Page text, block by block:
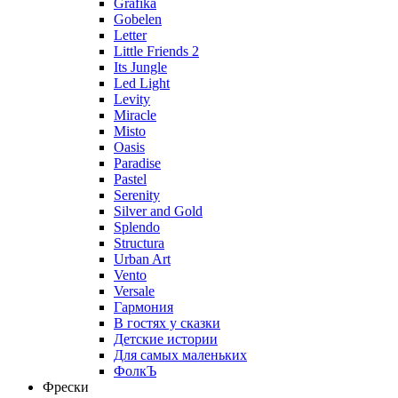
Grafika
Gobelen
Letter
Little Friends 2
Its Jungle
Led Light
Levity
Miracle
Misto
Oasis
Paradise
Pastel
Serenity
Silver and Gold
Splendo
Structura
Urban Art
Vento
Versale
Гармония
В гостях у сказки
Детские истории
Для самых маленьких
ФолкЪ
Фрески